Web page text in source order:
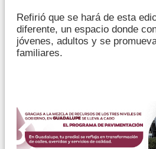
Refirió que se hará de esta
diferente, un espacio donde
jóvenes, adultos y se
familiares.